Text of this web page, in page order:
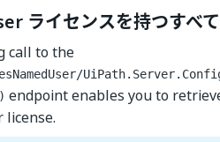
ライセンスを持つすべ
call to the
endpoint enables you to
license.